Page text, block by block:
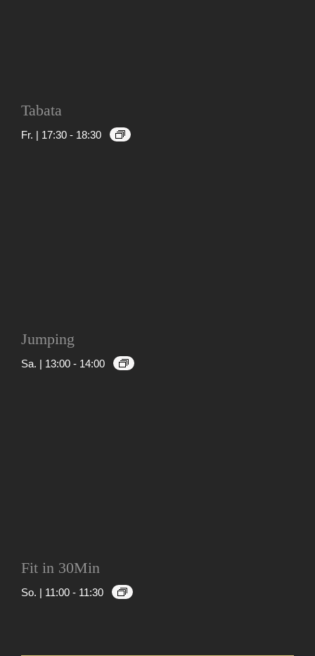
Tabata
Fr. | 17:30 - 18:30
Jumping
Sa. | 13:00 - 14:00
Fit in 30Min
So. | 11:00 - 11:30